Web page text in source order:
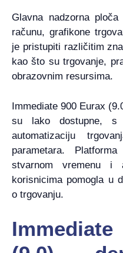
Glavna nadzorna
računu, grafikone
je pristupiti različitim
kao što su trgovanje,
obrazovnim resursima.
Immediate 900 Eurax
su lako dostupne, s
automatizaciju
parametara.
stvarnom vremenu
korisnicima pomogla u
o trgovanju.